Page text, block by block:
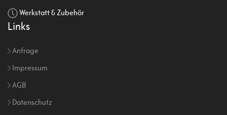
Werkstatt & Zubehör
Links
Anfrage
Impressum
AGB
Datenschutz